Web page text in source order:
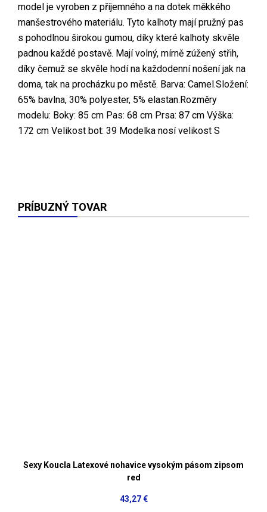
model je vyroben z příjemného a na dotek měkkého
manšestrového materiálu. Tyto kalhoty mají pružný pas
s pohodlnou širokou gumou, díky které kalhoty skvěle
padnou každé postavě. Mají volný, mírně zúžený střih,
díky čemuž se skvěle hodí na každodenní nošení jak na
doma, tak na procházku po městě. Barva: Camel.Složení:
65% bavlna, 30% polyester, 5% elastan.Rozměry
modelu: Boky: 85 cm Pas: 68 cm Prsa: 87 cm Výška:
172 cm Velikost bot: 39 Modelka nosí velikost S
PRÍBUZNÝ TOVAR
Sexy Koucla Latexové nohavice vysokým pásom zipsom
red
43,27 €